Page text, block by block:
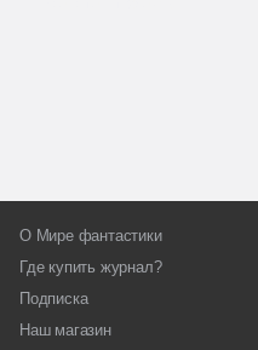
О Мире фантастики
Где купить журнал?
Подписка
Наш магазин